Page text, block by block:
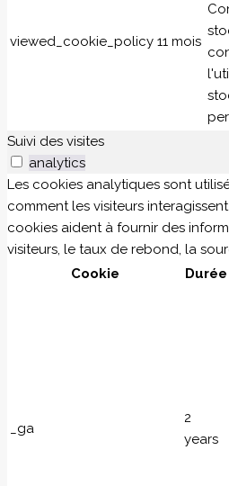
viewed_cookie_policy 11 mois
Suivi des visites
analytics
Les cookies analytiques sont
comment les visiteurs
cookies aident à fournir des
visiteurs, le taux de rebond, la
Cookie
Durée
_ga
2
years